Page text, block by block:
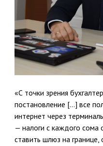
«С точки зрения
постановление […] все
интернет через
— налоги с каждого сома
ставить шлюз на границе,